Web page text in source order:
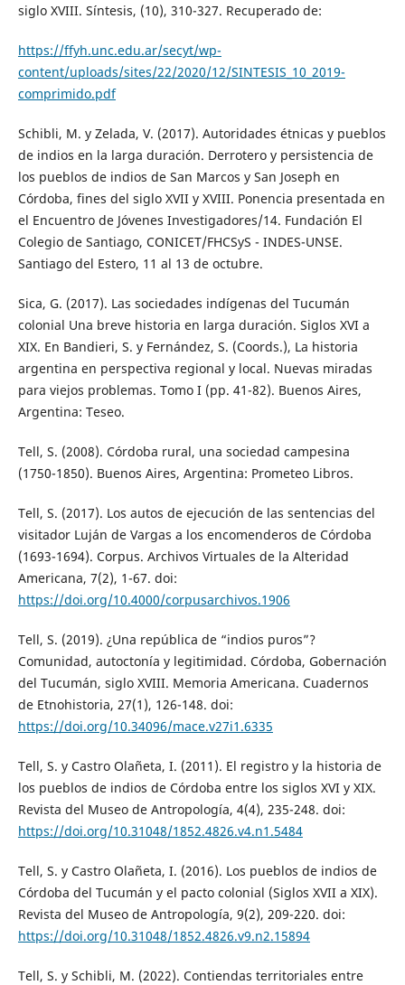
siglo XVIII. Síntesis, (10), 310-327. Recuperado de:
https://ffyh.unc.edu.ar/secyt/wp-
content/uploads/sites/22/2020/12/SINTESIS_10_2019-
comprimido.pdf
Schibli, M. y Zelada, V. (2017). Autoridades étnicas y pueblos
de indios en la larga duración. Derrotero y persistencia de
los pueblos de indios de San Marcos y San Joseph en
Córdoba, fines del siglo XVII y XVIII. Ponencia presentada en
el Encuentro de Jóvenes Investigadores/14. Fundación El
Colegio de Santiago, CONICET/FHCSyS - INDES-UNSE.
Santiago del Estero, 11 al 13 de octubre.
Sica, G. (2017). Las sociedades indígenas del Tucumán
colonial Una breve historia en larga duración. Siglos XVI a
XIX. En Bandieri, S. y Fernández, S. (Coords.), La historia
argentina en perspectiva regional y local. Nuevas miradas
para viejos problemas. Tomo I (pp. 41-82). Buenos Aires,
Argentina: Teseo.
Tell, S. (2008). Córdoba rural, una sociedad campesina
(1750-1850). Buenos Aires, Argentina: Prometeo Libros.
Tell, S. (2017). Los autos de ejecución de las sentencias del
visitador Luján de Vargas a los encomenderos de Córdoba
(1693-1694). Corpus. Archivos Virtuales de la Alteridad
Americana, 7(2), 1-67. doi:
https://doi.org/10.4000/corpusarchivos.1906
Tell, S. (2019). ¿Una república de “indios puros”?
Comunidad, autoctonía y legitimidad. Córdoba, Gobernación
del Tucumán, siglo XVIII. Memoria Americana. Cuadernos
de Etnohistoria, 27(1), 126-148. doi:
https://doi.org/10.34096/mace.v27i1.6335
Tell, S. y Castro Olañeta, I. (2011). El registro y la historia de
los pueblos de indios de Córdoba entre los siglos XVI y XIX.
Revista del Museo de Antropología, 4(4), 235-248. doi:
https://doi.org/10.31048/1852.4826.v4.n1.5484
Tell, S. y Castro Olañeta, I. (2016). Los pueblos de indios de
Córdoba del Tucumán y el pacto colonial (Siglos XVII a XIX).
Revista del Museo de Antropología, 9(2), 209-220. doi:
https://doi.org/10.31048/1852.4826.v9.n2.15894
Tell, S. y Schibli, M. (2022). Contiendas territoriales entre